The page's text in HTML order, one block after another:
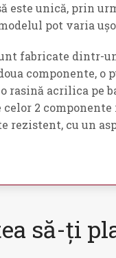
este unică, prin
pot varia
fabricate dintr-
componente, o
rasină acrilica pe
2 componente
rezistent, cu un
să-ți